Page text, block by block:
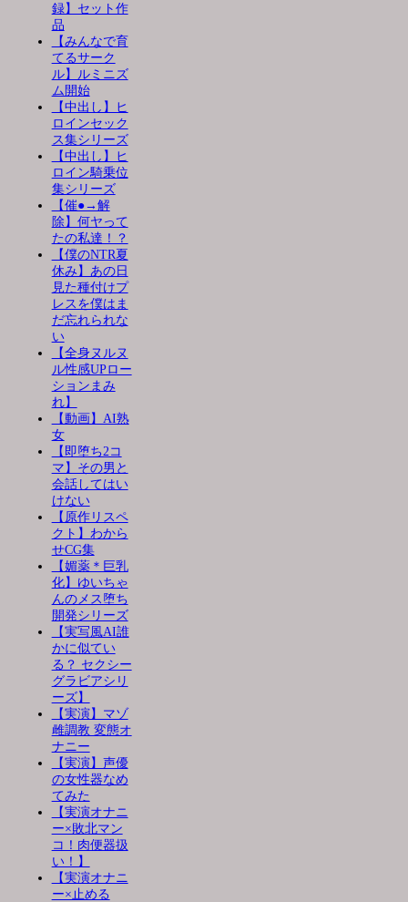
録】セット作
品
【みんなで育
てるサーク
ル】ルミニズ
ム開始
【中出し】ヒ
ロインセック
ス集シリーズ
【中出し】ヒ
ロイン騎乗位
集シリーズ
【催●→解
除】何ヤって
たの私達！？
【僕のNTR夏
休み】あの日
見た種付けプ
レスを僕はま
だ忘れられな
い
【全身ヌルヌ
ル性感UPロー
ションまみ
れ】
【動画】AI熟
女
【即堕ち2コ
マ】その男と
会話してはい
けない
【原作リスペ
クト】わから
せCG集
【媚薬＊巨乳
化】ゆいちゃ
んのメス堕ち
開発シリーズ
【実写風AI誰
かに似てい
る？ セクシー
グラビアシリ
ーズ】
【実演】マゾ
雌調教 変態オ
ナニー
【実演】声優
の女性器なめ
てみた
【実演オナニ
ー×敗北マン
コ！肉便器扱
い！】
【実演オナニ
ー×止める